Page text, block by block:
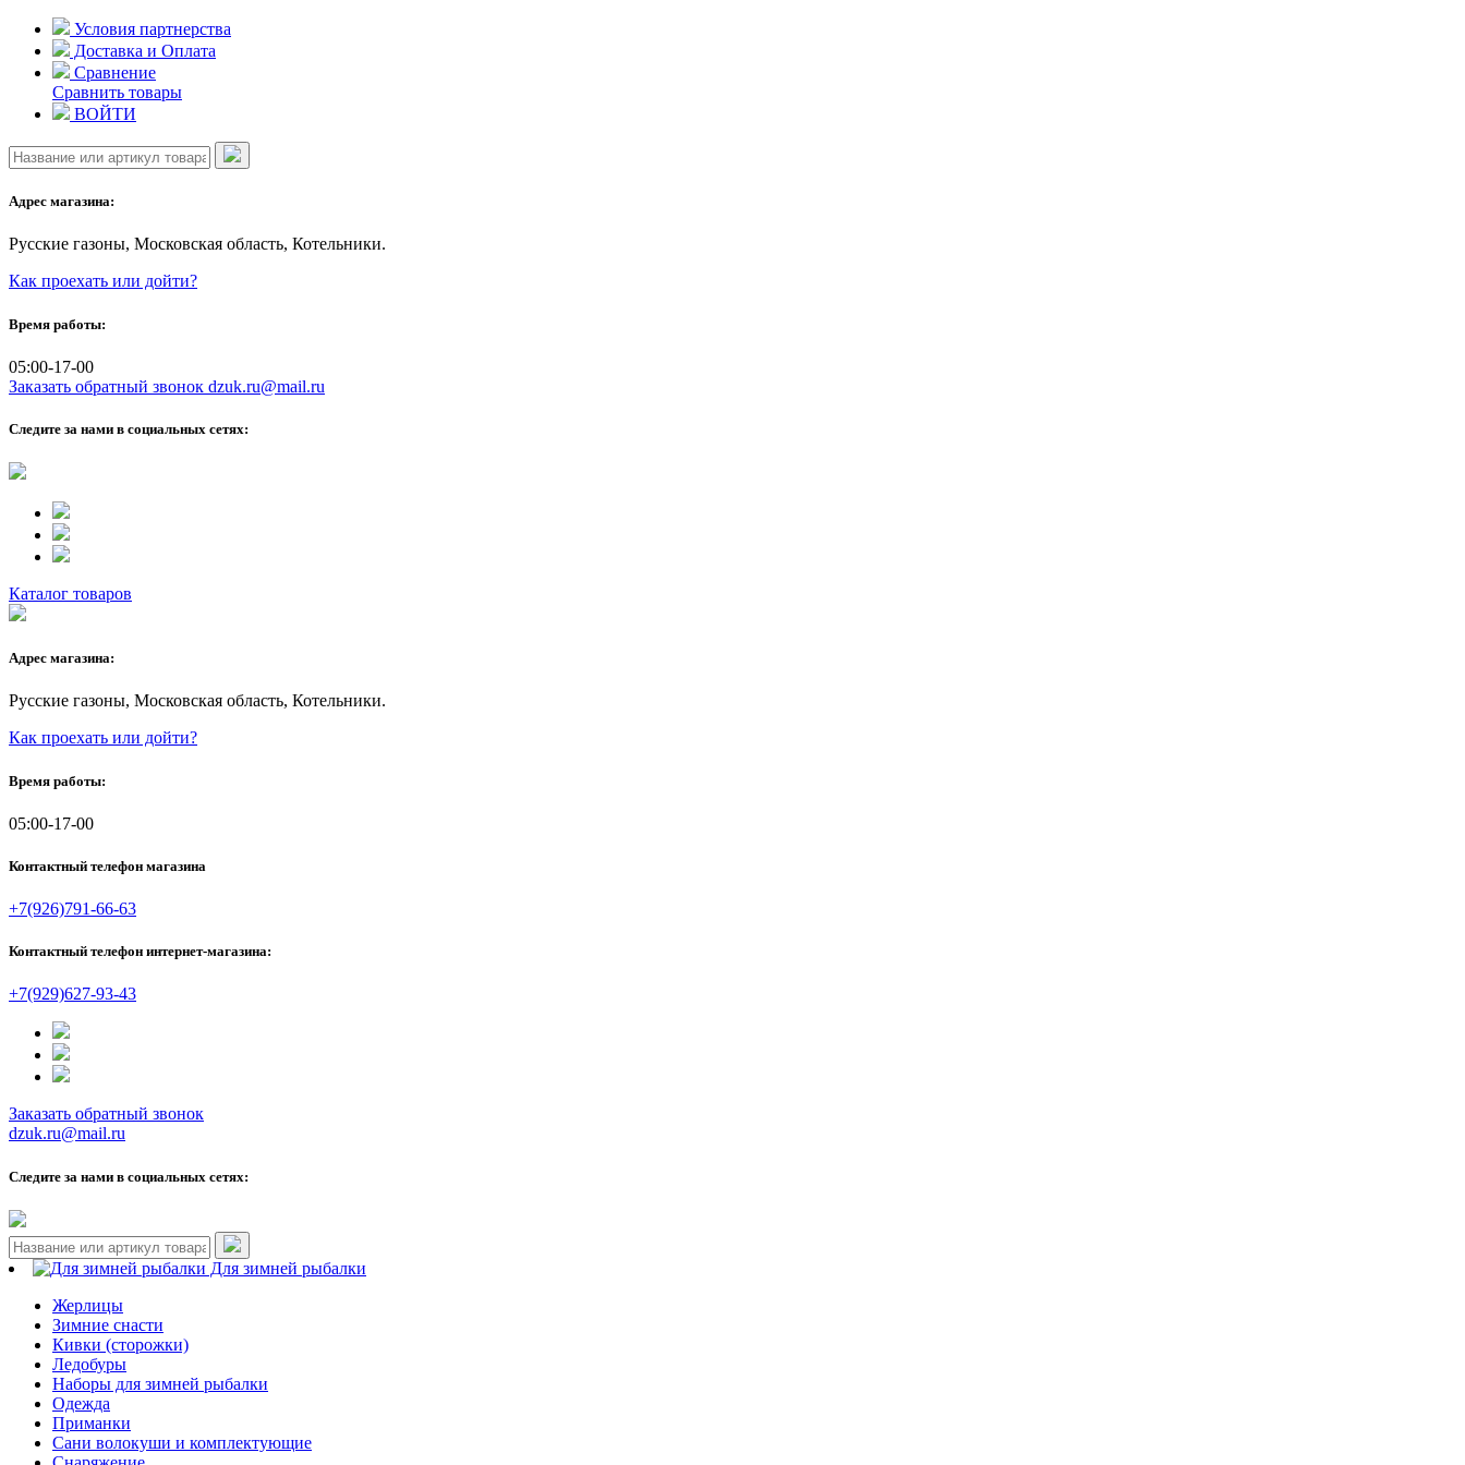
Skip
content
Условия партнерства
Доставка и Оплата
Сравнение
Сравнить товары
ВОЙТИ
Адрес магазина:
Русские газоны, Московская область, Котельники.
Как проехать или дойти?
Время работы:
05:00-17-00
Заказать обратный звонок dzuk.ru@mail.ru
Следите за нами в социальных сетях:
Каталог товаров
Адрес магазина:
Русские газоны, Московская область, Котельники.
Как проехать или дойти?
Время работы:
05:00-17-00
Контактный телефон магазина
+7(926)791-66-63
Контактный телефон интернет-магазина:
+7(929)627-93-43
Заказать обратный звонок
dzuk.ru@mail.ru
Следите за нами в социальных сетях:
Для зимней рыбалки
Жерлицы
Зимние снасти
Кивки (сторожки)
Ледобуры
Наборы для зимней рыбалки
Одежда
Приманки
Сани волокуши и комплектующие